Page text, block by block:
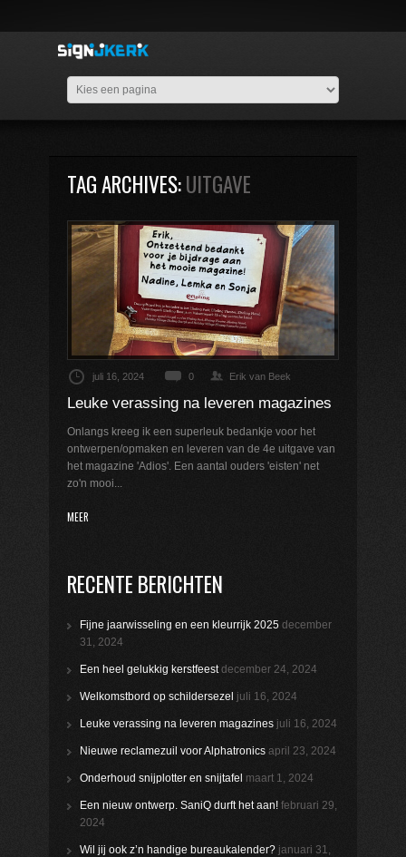
TAG ARCHIVES:UITGAVE
juli 16, 2024 0 Erik van Beek
Leuke verassing na leveren magazines
Onlangs kreeg ik een superleuk bedankje voor het
ontwerpen/opmaken en leveren van de 4e uitgave van
het magazine 'Adios'. Een aantal ouders 'eisten' net
zo'n mooi...
MEER
RECENTE BERICHTEN
Fijne jaarwisseling en een kleurrijk 2025 december
31, 2024
Een heel gelukkig kerstfeest december 24, 2024
Welkomstbord op schildersezel juli 16, 2024
Leuke verassing na leveren magazines juli 16, 2024
Nieuwe reclamezuil voor Alphatronics april 23, 2024
Onderhoud snijplotter en snijtafel maart 1, 2024
Een nieuw ontwerp. SaniQ durft het aan! februari 29,
2024
Wil jij ook z’n handige bureaukalender? januari 31,